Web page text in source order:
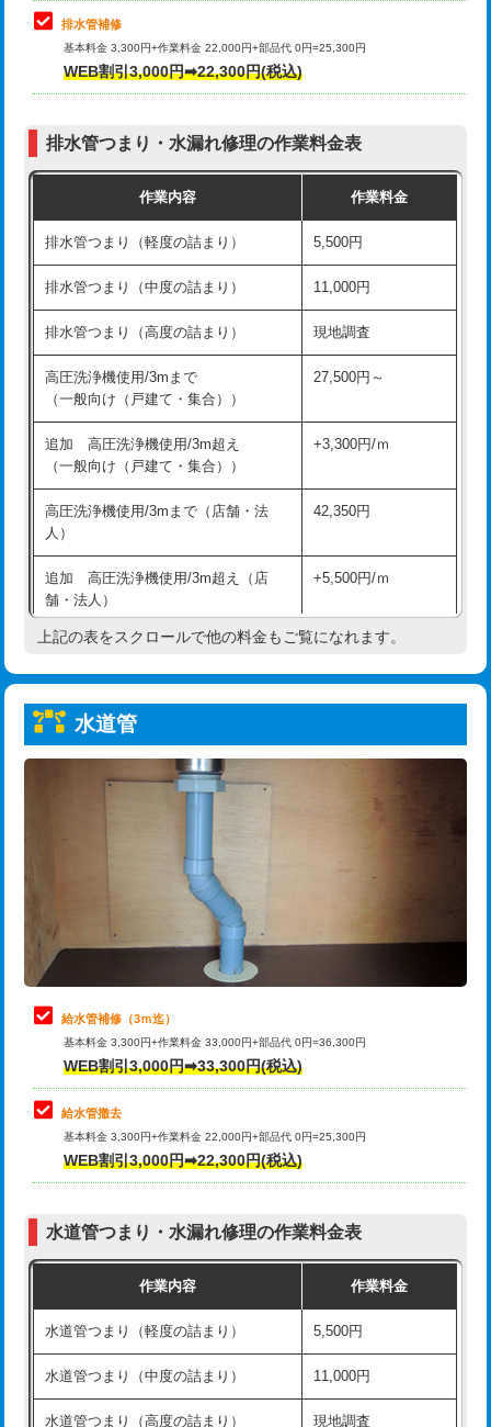
モルタル補修（厚さ10㎝まで）
モルタル補修（厚さ10㎝超え）
追加人工 16,500円
現場見積
※給水管工事は20mmまでの価格です。
式・ワンホール）)
交換・取付(排水栓・排水トラップ
交換・取付（その他部品） 11,000円+材料費
持込商品取付（単水栓） 13,200円
持込商品取付（混合水栓） 16,500円
持込商品取付（浄水器・分岐水栓） 16,500円
給水管工事※（ホール加工) 16,500円
給水管工事※（バンド止め) 3,300円
給水管工事※（支持金具設置)
給水管工事※（保温材使用（バンド止
め込み）)
5,500円
給水管工事※（土の掘削・埋め戻し作
業)
11,000円
給水管工事※（塩ビ管（VP・HI）使
用/3ｍまで)
33,000円
給水管工事※（塩ビ管（VP・HI）使
+8,800円
給水管工事※（ライニング鋼管・銅
管・ポリ管・HT管使用/3ｍまで)
給水管工事※（ライニング鋼管・銅
管・ポリ管・HT管使用/3ｍ超え)
排水管工事（土の掘削・埋め戻し作
11,000円~
排水管工事（排水管工事/3ｍまで） 55,000円
排水管工事（追加 排水管工事/3ｍ超
マス交換（土の掘削・埋め戻し作業）
マス交換（深さ50㎝未満）
マス交換（深さ50㎝以上）
コンクリート斫り（厚さ10㎝まで）
モルタル補修（厚さ10㎝超え） 38,500円
洗面台設置 38,500円
化粧台設置 22,000円
排水管補修
基本料金 3,300円+作業料金 22,000円+部品代 0円=25,300円
WEB割引3,000円➡22,300円(税込)
排水管つまり・水漏れ修理の作業料金表
作業内容 作業料金
排水管つまり（軽度の詰まり） 5,500円
排水管つまり（中度の詰まり） 11,000円
排水管つまり（高度の詰まり） 現地調査
高圧洗浄機使用/3mまで
（一般向け（戸建て・集合））
27,500円～
追加 高圧洗浄機使用/3m超え
（一般向け（戸建て・集合））
+3,300円/ｍ
高圧洗浄機使用/3mまで（店舗・法
人）
42,350円
追加 高圧洗浄機使用/3m超え（店
舗・法人）
+5,500円/ｍ
高度高圧洗浄換 現地調査
トーラー機使用/3mまで
追加トーラー機使用/3m超え
33,000円
8,800円
止水・漏水調査・防水処理・清掃・修
理・調整・分解・加工など（軽作業）
11,000円
止水・漏水調査・防水処理・清掃・修
理・調整・分解・加工など（中作業）
止水・漏水調査・防水処理・清掃・修
理・調整・分解・加工など（重作業）
33,000円
その他部品の脱着
交換・取付（タンク）
式）)
式・ワンホール）)
交換・取付(排水栓・排水トラップ
22,000円+材料費
上記の表をスクロールで他の料金もご覧になれます。
水道管
給水管補修（3ｍ迄）
基本料金 3,300円+作業料金 33,000円+部品代 0円=36,300円
WEB割引3,000円➡33,300円(税込)
給水管撤去
基本料金 3,300円+作業料金 22,000円+部品代 0円=25,300円
WEB割引3,000円➡22,300円(税込)
水道管つまり・水漏れ修理の作業料金表
作業内容 作業料金
水道管つまり（軽度の詰まり） 5,500円
水道管つまり（中度の詰まり） 11,000円
水道管つまり（高度の詰まり） 現地調査